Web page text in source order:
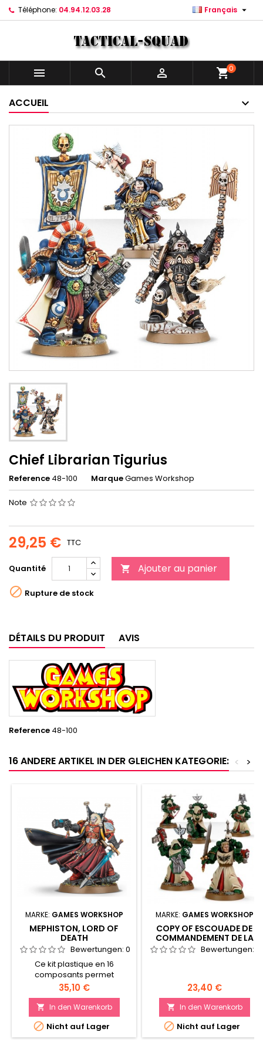
Téléphone: 04.94.12.03.28 Français 
   shopping_cart0
ACCUEIL
Chief Librarian Tigurius
Reference 48-100 MarqueGames Workshop
Note
29,25 € TTC
Quantité  Ajouter au panier
 Rupture de stock
DÉTAILS DU PRODUIT AVIS
Reference 48-100
16 ANDERE ARTIKEL IN DER GLEICHEN KATEGORIE: >
<
MARKE: GAMES WORKSHOP
MEPHISTON, LORD OF
DEATH
Bewertungen: 0
Ce kit plastique en 16
composants permet
d'assembler un Mephiston,
Lord of Death, et il est fourni
avec un socle rond Citadel
de 40mm.
Preis
35,10 €
 In den Warenkorb
 Nicht auf Lager
MARKE: GAMES WORKSHOP
COPY OF ESCOUADE DE
COMMANDEMENT DE LA
RAVENWING
Bewertungen:
Preis
23,40 €
 In den Warenkorb
 Nicht auf Lager